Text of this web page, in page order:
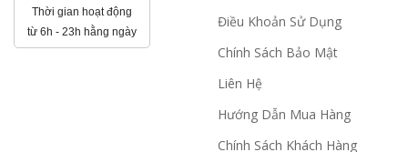
Thời gian hoạt động
từ 6h - 23h hằng ngày
Điều Khoản Sử Dụng
Chính Sách Bảo Mật
Liên Hệ
Hướng Dẫn Mua Hàng
Chính Sách Khách Hàng